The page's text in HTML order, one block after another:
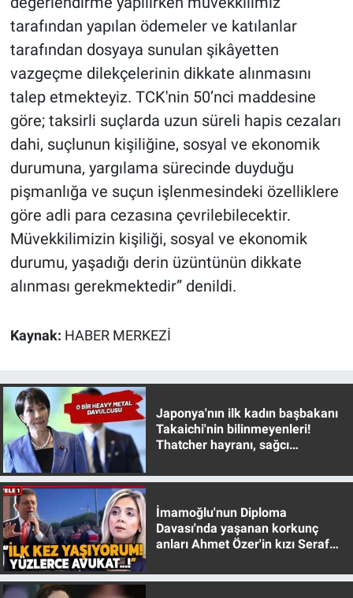
tarafından yapılan ödemeler ve katılanlar
tarafından dosyaya sunulan şikâyetten
vazgeçme dilekçelerinin dikkate alınmasını
talep etmekteyiz. TCK'nin 50’nci maddesine
göre; taksirli suçlarda uzun süreli hapis cezaları
dahi, suçlunun kişiliğine, sosyal ve ekonomik
durumuna, yargılama sürecinde duyduğu
pişmanlığa ve suçun işlenmesindeki özelliklere
göre adli para cezasına çevrilebilecektir.
Müvekkilimizin kişiliği, sosyal ve ekonomik
durumu, yaşadığı derin üzüntünün dikkate
alınması gerekmektedir” denildi.
Kaynak: HABER MERKEZİ
Japonya'nın ilk kadın başbakanı
Takaichi'nin bilinmeyenleri!
Thatcher hayranı, sağcı
İmamoğlu'nun Diploma
Davası'nda yaşanan korkunç
anları Ahmet Özer'in kızı Seraf
Sağlık
Spor
Teknoloji
Türkiye'nin Geleceği
Türkiye'nin Gündemi
Yerel Gündem
Yerel Yaşam
Canlı Yayın